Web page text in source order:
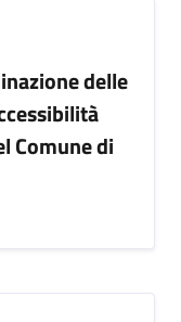
delle
Comune di